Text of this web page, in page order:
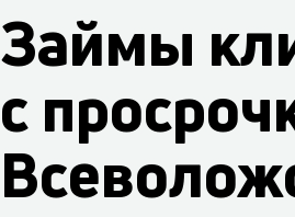
Займы
с